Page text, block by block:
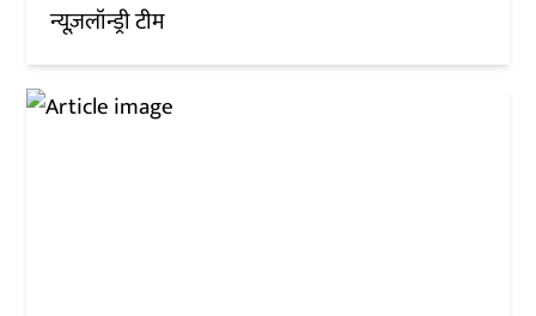
न्यूज़लॉन्ड्री टीम